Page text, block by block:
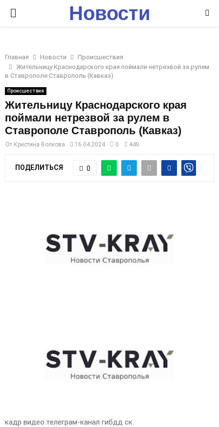
P
I
M
A
R
Y
Новости
Главная Новости
Происшествия
Жительницу Краснодарского края поймали нетрезвой за рулем
в Ставрополе Ставрополь (Кавказ)
Происшествия
Жительницу Краснодарского края
поймали нетрезвой за рулем в
Ставрополе Ставрополь (Кавказ)
От Кристина Волкова 16.04.2024 0 448
ПОДЕЛИТЬСЯ 0
кадр видео.телеграм-канал гибдд ск.